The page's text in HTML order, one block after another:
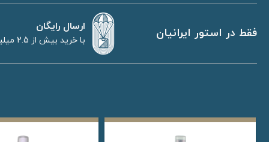
فقط در استور ایرانیان ارسال رایگان
با خرید بیش از 2.5 میلیون تومان